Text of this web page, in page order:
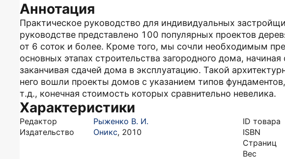
Аннотация
Практическое руководство для индивидуальных
руководстве представлено 100 популярных проектов
от 6 соток и более. Кроме того, мы сочли необходимым
основных этапах строительства загородного дома,
заканчивая сдачей дома в эксплуатацию. Такой
него вошли проекты домов с указанием типов
т.д., конечная стоимость которых сравнительно невелика.
Характеристики
Редактор
Рыженко В. И.
Издательство
Оникс, 2010
ID товара
ISBN
Страниц
Вес